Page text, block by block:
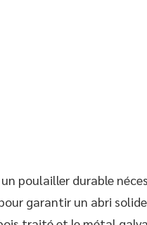
poulailler durable
garantir un abri